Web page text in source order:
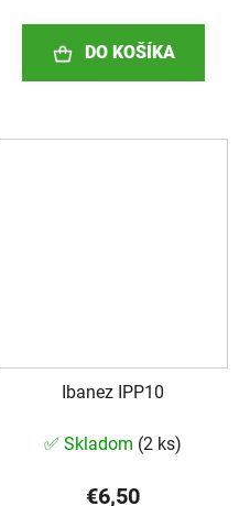
DO KOŠÍKA
Ibanez IPP10
✅ Skladom (2 ks)
€6,50